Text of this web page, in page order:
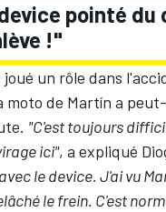
pointé du
!"
un rôle dans
moto de Martín a
"C'est toujours
ici", a expliqué
le device. J'ai vu
le frein. C'est